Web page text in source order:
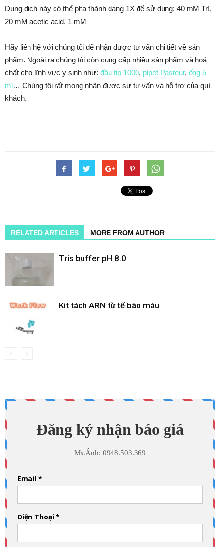
Dung dịch này có thể pha thành dạng 1X để sử dụng: 40 mM Trí,
20 mM acetic acid, 1 mM
Hãy liên hệ với chúng tôi để nhận được tư vấn chi tiết về sản
phẩm. Ngoài ra chúng tôi còn cung cấp nhiều sản phẩm và hoá
chất cho lĩnh vực y sinh như: đầu tip 1000, pipet Pasteur, ống 5
ml… Chúng tôi rất mong nhận được sự tư vấn và hỗ trợ của quí
khách.
RELATED ARTICLES MORE FROM AUTHOR
Tris buffer pH 8.0
Kit tách ARN từ tế bào máu